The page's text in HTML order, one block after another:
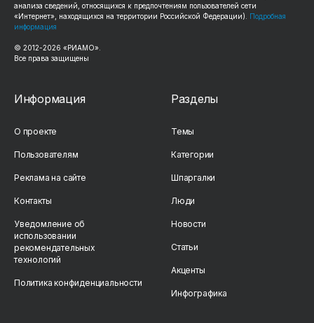
анализа сведений, относящихся к предпочтениям пользователей сети
«Интернет», находящихся на территории Российской Федерации). Подробная
информация
© 2012-2026 «РИАМО».
Все права защищены
Информация
О проекте
Пользователям
Реклама на сайте
Контакты
Уведомление об
использовании
рекомендательных
технологий
Политика конфиденциальности
Разделы
Темы
Категории
Шпаргалки
Люди
Новости
Статьи
Акценты
Инфографика